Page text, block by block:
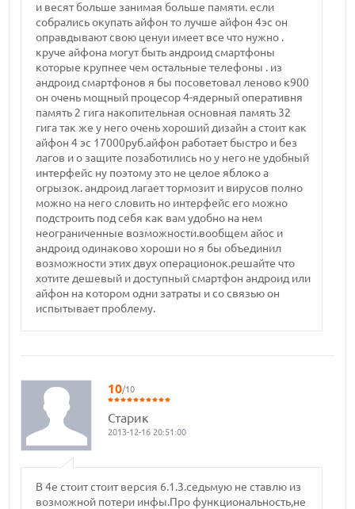
и весят больше занимая больше памяти. если
собрались окупать айфон то лучше айфон 4эс он
оправдывают свою ценуи имеет все что нужно .
круче айфона могут быть андроид смартфоны
которые крупнее чем остальные телефоны . из
андроид смартфонов я бы посоветовал леново к900
он очень мощный процесор 4-ядерный оперативня
память 2 гига накопительная основная память 32
гига так же у него очень хороший дизайн а стоит как
айфон 4 эс 17000руб.айфон работает быстро и без
лагов и о защите позаботились но у него не удобный
интерфейс ну поэтому это не целое яблоко а
огрызок. андроид лагает тормозит и вирусов полно
можно на него словить но интерфейс его можно
подстроить под себя как вам удобно на нем
неограниченные возможности.вообщем айос и
андроид одинаково хороши но я бы объединил
возможности этих двух операционок.решайте что
хотите дешевый и доступный смартфон андроид или
айфон на котором одни затраты и со связью он
испытывает проблему.
10/10
Старик
2013-12-16 20:51:00
В 4е стоит стоит версия 6.1.3.седьмую не ставлю из
возможной потери инфы.Про функциональность,не